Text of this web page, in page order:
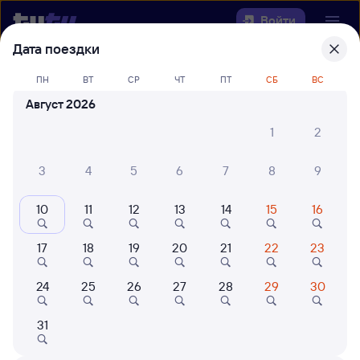
Войти
Выберите день, чтобы найтиж/д
билеты Муром-1 — Озеро-
Когда
Кто едет
Дата поездки
ПН ВТ СР ЧТ ПТ СБ ВС
Август 2026
1
2
3 4 5 6 7 8 9
10 11 12 13 14 15 16
17 18 19 20 21 22 23
24 25 26 27 28 29 30
31